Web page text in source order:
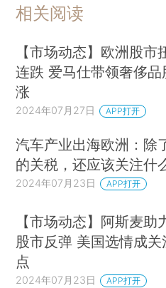
相关阅读
【市场动态】欧洲股市
连跌 爱马仕带领奢侈品
涨
2024年07月27日 APP打开
汽车产业出海欧洲：除
的关税，还应该关注什
2024年07月23日 APP打开
【市场动态】阿斯麦助
股市反弹 美国选情成关
点
2024年07月23日 APP打开